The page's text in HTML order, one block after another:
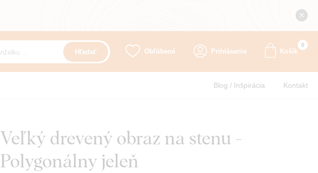
Hľadať Obľúbené Prihlásenie Košík
0
Blog / Inšpirácia Kontakt
Veľký drevený obraz na stenu -
Polygonálny jeleň